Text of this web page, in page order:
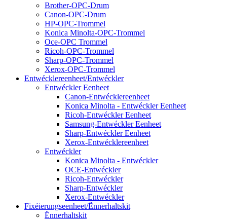
Brother-OPC-Drum
Canon-OPC-Drum
HP-OPC-Trommel
Konica Minolta-OPC-Trommel
Oce-OPC Trommel
Ricoh-OPC-Trommel
Sharp-OPC-Trommel
Xerox-OPC-Trommel
Entwécklereenheet/Entwéckler
Entwéckler Eenheet
Canon-Entwécklereenheet
Konica Minolta - Entwéckler Eenheet
Ricoh-Entwéckler Eenheet
Samsung-Entwéckler Eenheet
Sharp-Entwéckler Eenheet
Xerox-Entwécklereenheet
Entwéckler
Konica Minolta - Entwéckler
OCE-Entwéckler
Ricoh-Entwéckler
Sharp-Entwéckler
Xerox-Entwéckler
Fixéierungseenheet/Ënnerhaltskit
Ënnerhaltskit